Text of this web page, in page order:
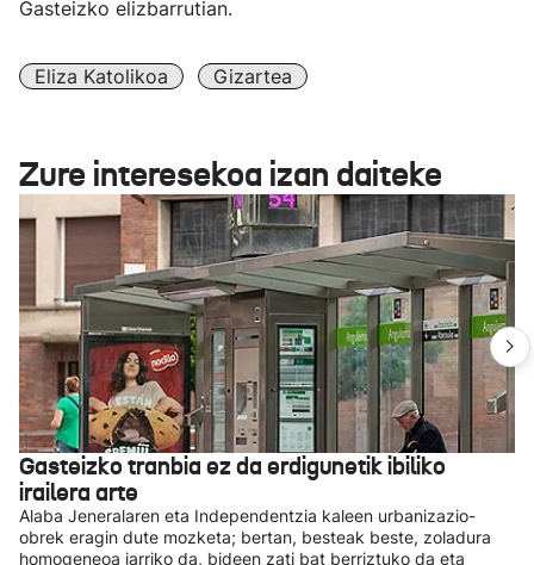
Gasteizko elizbarrutian.
Eliza Katolikoa Gizartea
Zure interesekoa izan daiteke
Gasteizko tranbia ez da erdigunetik ibiliko
irailera arte
Alaba Jeneralaren eta Independentzia kaleen urbanizazio-
obrek eragin dute mozketa; bertan, besteak beste, zoladura
homogeneoa jarriko da, bideen zati bat berriztuko da eta